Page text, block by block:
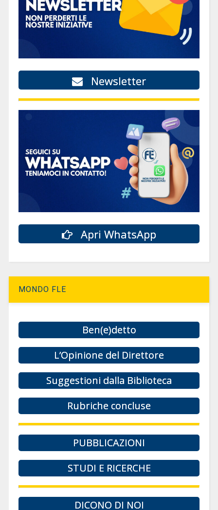
Newsletter
Apri WhatsApp
MONDO FLE
Ben(e)detto
L’Opinione del Direttore
Suggestioni dalla Biblioteca
Rubriche concluse
PUBBLICAZIONI
STUDI E RICERCHE
DICONO DI NOI